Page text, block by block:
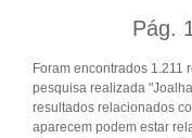
Pág.
Foram encontrados 1.211
pesquisa realizada
resultados relacionados
aparecem podem estar